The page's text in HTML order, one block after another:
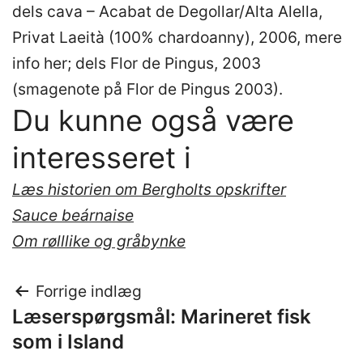
dels cava – Acabat de Degollar/Alta Alella,
Privat Laeità (100% chardoanny), 2006, mere
info her; dels Flor de Pingus, 2003
(smagenote på Flor de Pingus 2003).
Du kunne også være
interesseret i
Læs historien om Bergholts opskrifter
Sauce beárnaise
Om rølllike og gråbynke
Indlægsnavigation
Forrige indlæg
Læserspørgsmål: Marineret fisk
som i Island